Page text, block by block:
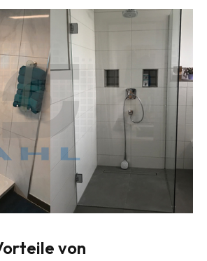
von